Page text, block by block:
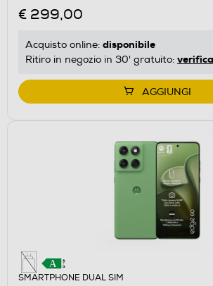
€ 299,00
Acquisto online: disponibile
Ritiro in negozio in 30' gratuito: verifica
AGGIUNGI
SMARTPHONE DUAL SIM